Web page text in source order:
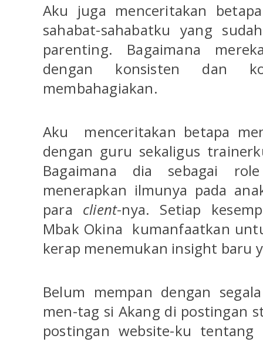
Aku juga menceritakan
sahabat-sahabatku yang
parenting. Bagaimana
dengan konsisten dan
membahagiakan.
Aku
menceritakan betapa
dengan guru sekaligus
Bagaimana dia sebagai
menerapkan ilmunya pada
para client-nya. Setiap
Mbak Okina
kumanfaatkan
kerap menemukan insight baru
Belum mempan dengan
men-tag si Akang di postingan
postingan website-ku tentang